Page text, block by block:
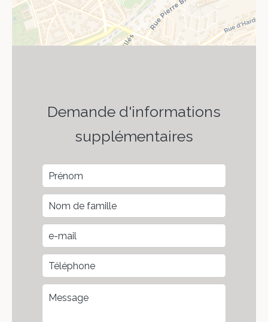
Demande d'informations
supplémentaires